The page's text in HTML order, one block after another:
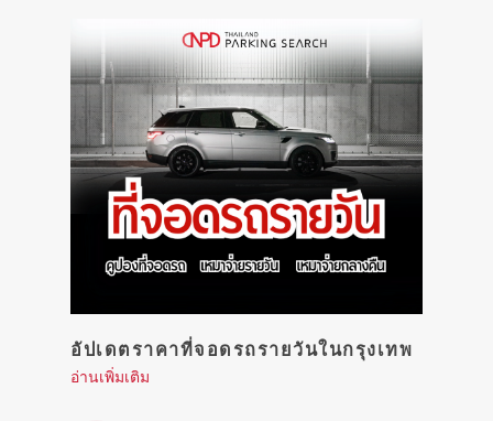
อัปเดตราคาที่จอดรถรายวันในกรุงเทพ
อ่านเพิ่มเติม